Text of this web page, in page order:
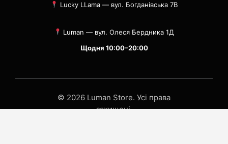
Lucky LLama — вул. Богданівська 7В
Luman — вул. Олеся Бердника 1Д
Щодня 10:00–20:00
© 2026 Luman Store. Усі права
захищені.